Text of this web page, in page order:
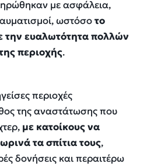
με ασφάλεια,
ωστόσοτο
την ευαλωτότητα πολλών
περιοχής.
περιοχές
της αναστάτωσης που
με κατοίκους να
τα σπίτια τους,
δονήσεις και περαιτέρω